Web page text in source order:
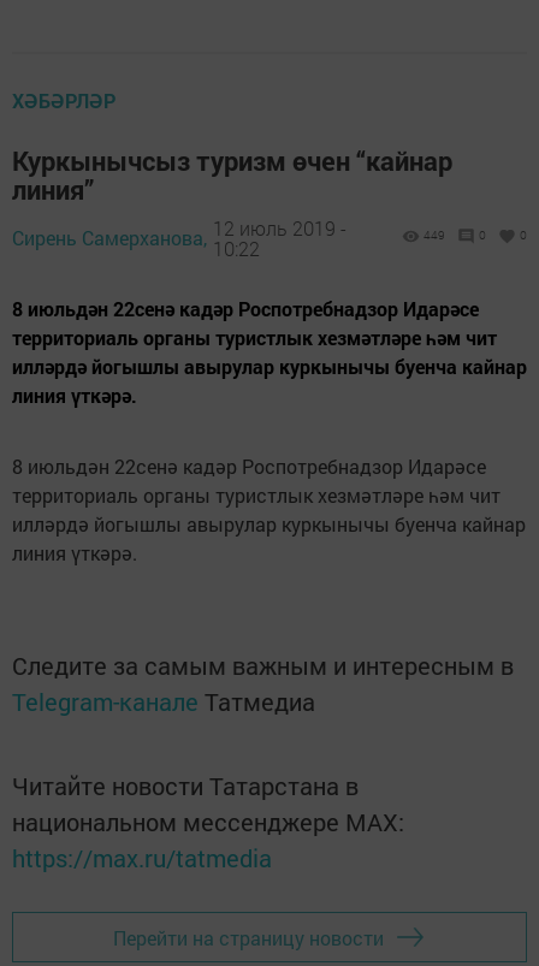
ХӘБӘРЛӘР
Куркынычсыз туризм өчен “кайнар
линия”
Сирень Самерханова, 12 июль 2019 -
10:22
449 0 0
8 июльдән 22сенә кадәр Роспотребнадзор Идарәсе
территориаль органы туристлык хезмәтләре һәм чит
илләрдә йогышлы авырулар куркынычы буенча кайнар
линия үткәрә.
8 июльдән 22сенә кадәр Роспотребнадзор Идарәсе
территориаль органы туристлык хезмәтләре һәм чит
илләрдә йогышлы авырулар куркынычы буенча кайнар
линия үткәрә.
Следите за самым важным и интересным в
Telegram-канале Татмедиа
Читайте новости Татарстана в
национальном мессенджере MАХ:
https://max.ru/tatmedia
Перейти на страницу новости